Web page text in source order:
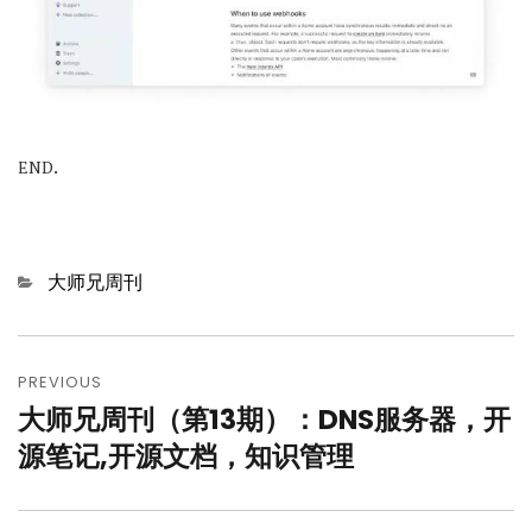
END.
Categories
大师兄周刊
章
导
航
PREVIOUS
Previous
post:
大师兄周刊（第13期）：DNS服务器，开
源笔记,开源文档，知识管理